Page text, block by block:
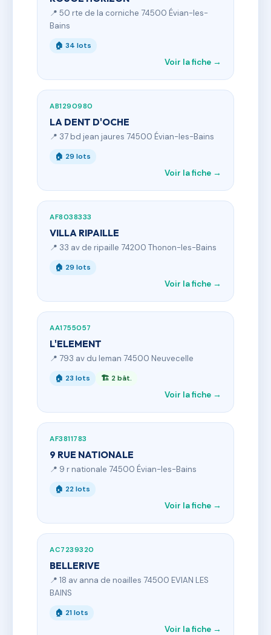
📍 50 rte de la corniche 74500 Évian-les-
Bains
🏠 34 lots
Voir la fiche →
AB1290980
LA DENT D'OCHE
📍 37 bd jean jaures 74500 Évian-les-Bains
🏠 29 lots
Voir la fiche →
AF8038333
VILLA RIPAILLE
📍 33 av de ripaille 74200 Thonon-les-Bains
🏠 29 lots
Voir la fiche →
AA1755057
L'ELEMENT
📍 793 av du leman 74500 Neuvecelle
🏠 23 lots 🏗 2 bât.
Voir la fiche →
AF3811783
9 RUE NATIONALE
📍 9 r nationale 74500 Évian-les-Bains
🏠 22 lots
Voir la fiche →
AC7239320
BELLERIVE
📍 18 av anna de noailles 74500 EVIAN LES
BAINS
🏠 21 lots
Voir la fiche →